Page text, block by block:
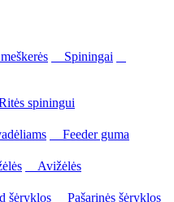
Spiningai
spiningui
Feeder guma
Avižėlės
šėryklos
Pašarinės šėryklos